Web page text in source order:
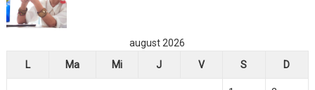
august 2026
L
Ma Mi J V S D